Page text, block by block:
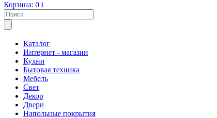
Корзина: 0 i
Каталог
Интернет - магазин
Кухни
Бытовая техника
Мебель
Свет
Декор
Двери
Напольные покрытия